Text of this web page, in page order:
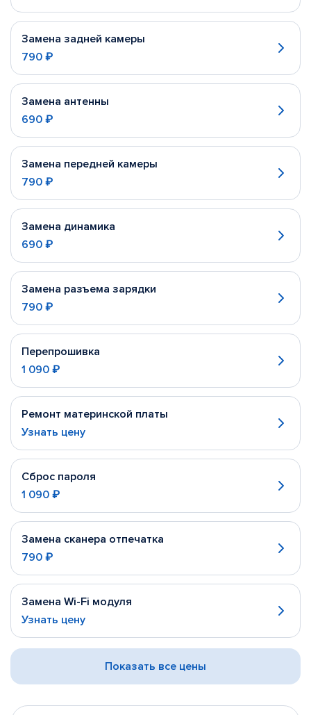
Замена задней камеры
790 ₽
Замена антенны
690 ₽
Замена передней камеры
790 ₽
Замена динамика
690 ₽
Замена разъема зарядки
790 ₽
Перепрошивка
1 090 ₽
Ремонт материнской платы
Узнать цену
Сброс пароля
1 090 ₽
Замена сканера отпечатка
790 ₽
Замена Wi-Fi модуля
Узнать цену
Показать все цены